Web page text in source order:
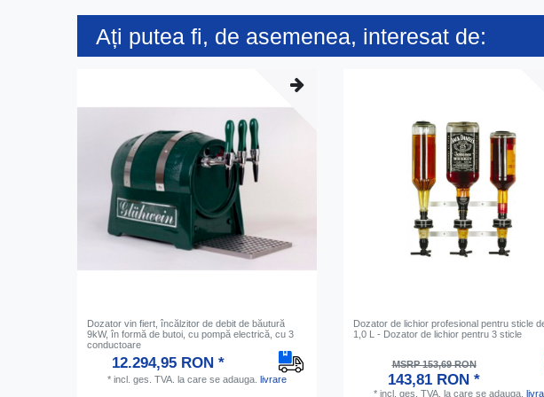
Ați putea fi, de asemenea, interesat de:
Dozator vin fiert, încălzitor de debit de băutură
9kW, în formă de butoi, cu pompă electrică, cu 3
conductoare
12.294,95 RON *
* incl. ges. TVA. la care se adauga. livrare
Dozator de lichior profesional pentru sticle
1,0 L - Dozator de lichior pentru 3 sticle
MSRP 153,69 RON
143,81 RON *
* incl. ges. TVA. la care se adauga.